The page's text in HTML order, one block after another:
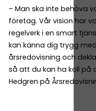
– Man ska inte behöva
företag. Vår vision har
regelverk i en smart
kan känna dig trygg
årsredovisning och
så att du kan ha koll på
Hedgren på